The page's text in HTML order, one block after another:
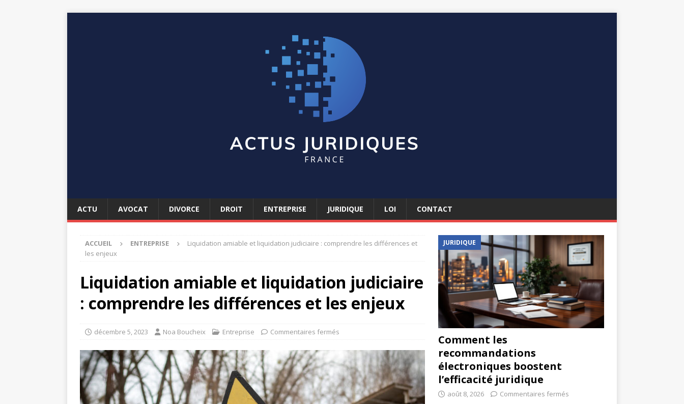
ACTU AVOCAT DIVORCE DROIT ENTREPRISE JURIDIQUE LOI CONTACT
ACCUEIL ENTREPRISE
Liquidation amiable et liquidation judiciaire : comprendre les différences et
les enjeux
Liquidation amiable et liquidation judiciaire
: comprendre les différences et les enjeux
décembre 5, 2023 Noa Boucheix Entreprise Commentaires fermés
JURIDIQUE
Comment les
recommandations
électroniques boostent
l’efficacité juridique
août 8, 2026 Commentaires fermés